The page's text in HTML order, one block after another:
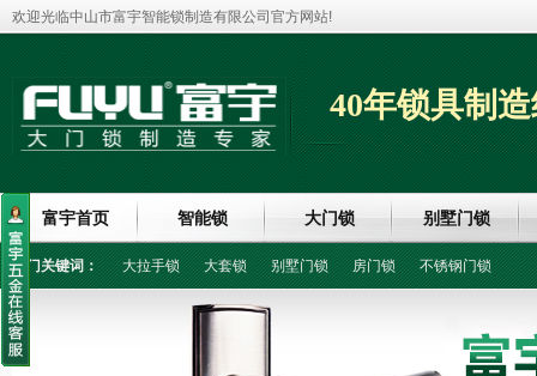
欢迎光临中山市富宇智能锁制造有限公司官方网站!
40年锁具制
富宇首页 智能锁 大门锁 别墅门锁
热门关键词： 大拉手锁 大套锁 别墅门锁 房门锁 不锈钢门锁